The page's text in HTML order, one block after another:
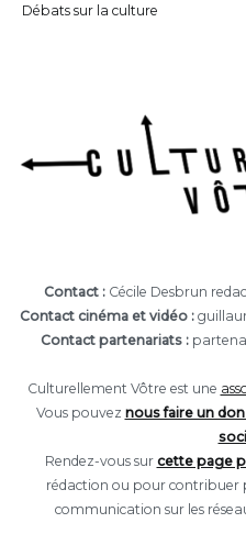
Débats sur la culture
Contact :Cécile Desbrun
Contact cinéma et vidéo :
Contact partenariats :
Culturellement Vôtre est une
Vous pouvez nous faire un
Rendez-vous sur cette page
rédaction ou pour contribuer
communication sur les